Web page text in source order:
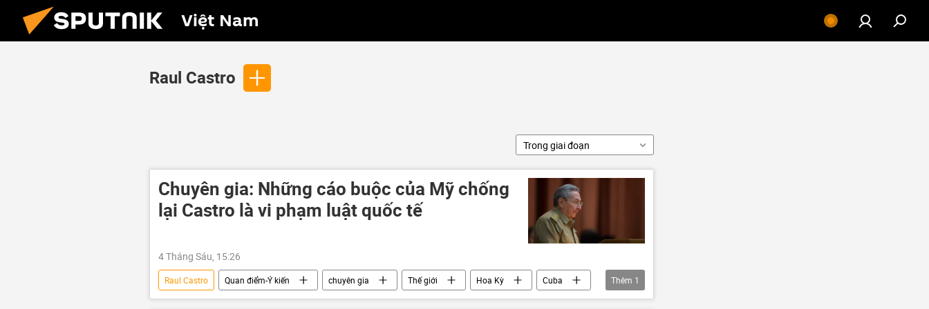
Việt Nam
Raul Castro
Trong giai đoạn
Chuyên gia: Những cáo buộc của Mỹ chống
lại Castro là vi phạm luật quốc tế
4 Tháng Sáu, 15:26
Raul Castro Quan điểm-Ý kiến chuyên gia Thế giới Hoa Kỳ
Cuba
Chính trị
Thêm 1